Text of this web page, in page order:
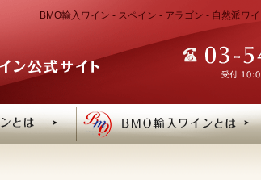
BMO輸入ワイン - スペイン - アラゴン - 自然派ワ